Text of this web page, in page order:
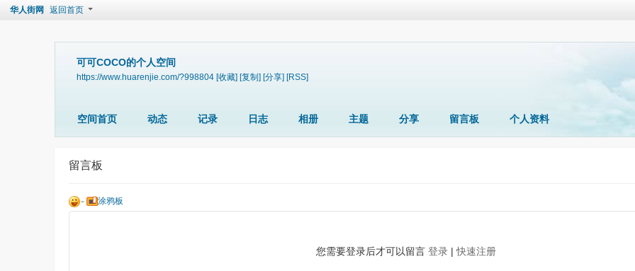
华人街网 返回首页
可可COCO的个人空间
https://www.huarenjie.com/?998804 [收藏] [复制] [分享] [RSS]
空间首页 动态 记录 日志 相册 主题 分享 留言板 个人资料
留言板
涂鸦板
您需要登录后才可以留言登录 |快速注册